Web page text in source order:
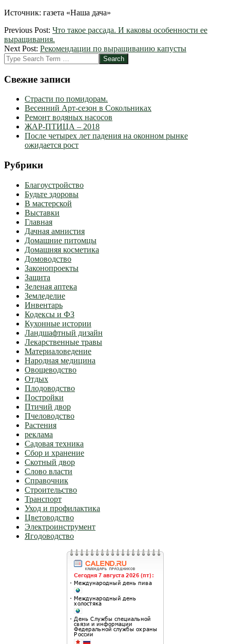
Источник: газета «Наша дача»
2012-
03-
23
Previous Post: Что такое рассада. И каковы особенности ее
выращивания.
Next Post: Рекомендации по выращиванию капусты
Search
Свежие записи
Страсти по помидорам.
Весенний Арт-сезон в Сокольниках
Ремонт водяных насосов
ЖАР-ПТИЦА – 2018
После четырех лет падения на оконном рынке
ожидается рост
Рубрики
Благоустройство
Будьте здоровы
В мастерской
Выставки
Главная
Дачная амнистия
Домашние питомцы
Домашняя косметика
Домоводство
Законопроекты
Защита
Зеленая аптека
Земледелие
Инвентарь
Кодексы и ФЗ
Кухонные истории
Ландшафтный дизайн
Лекарственные травы
Материаловедение
Народная медицина
Овощеводство
Отдых
Плодоводство
Постройки
Птичий двор
Пчеловодство
Растения
реклама
Садовая техника
Сбор и хранение
Скотный двор
Слово власти
Справочник
Строительство
Транспорт
Уход и профилактика
Цветоводство
Электроинструмент
Ягодоводство